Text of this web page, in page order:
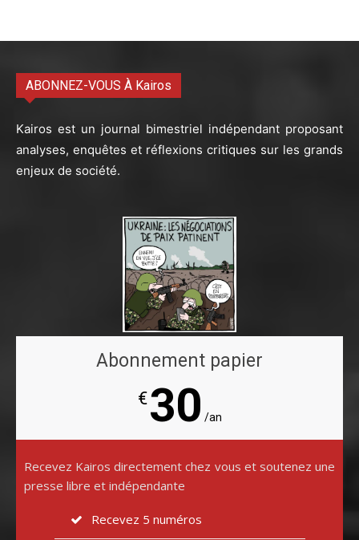
ABONNEZ-VOUS À Kairos
Kairos est un journal bimestriel indépendant proposant
analyses, enquêtes et réflexions critiques sur les grands
enjeux de société.
Abonnement papier
€30 /an
Recevez Kairos directement chez vous et soutenez une
presse libre et indépendante
Recevez 5 numéros